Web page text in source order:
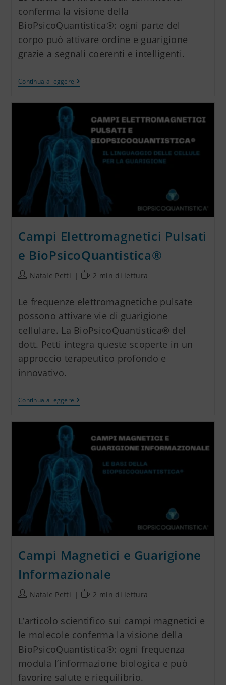
conferma la visione della
BioPsicoQuantistica®: ogni parte del
corpo può attivare ordine e guarigione
grazie a segnali coerenti e intelligenti.
Continua a leggere
Campi Elettromagnetici Pulsati
e BioPsicoQuantistica®
Natale Petti 2 min di lettura
Le frequenze elettromagnetiche pulsate
possono attivare vie di guarigione
cellulare. La BioPsicoQuantistica® del
dott. Petti integra queste scoperte in un
approccio terapeutico profondo e
innovativo.
Continua a leggere
Campi Magnetici e Guarigione
Informazionale
Natale Petti 2 min di lettura
L’articolo scientifico sui campi magnetici e
le molecole conferma la visione della
BioPsicoQuantistica®: ogni frequenza
modula l’informazione biologica e può
favorire salute e riequilibrio.